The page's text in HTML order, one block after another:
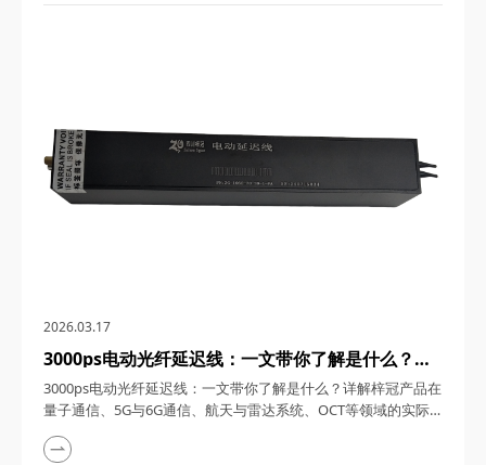
2026.03.17
3000ps电动光纤延迟线：一文带你了解是什么？详
解梓冠产品在量子通信、5G与6G通信、航天与雷达
系统、OCT等领域的实际应用
3000ps电动光纤延迟线：一文带你了解是什么？详解梓冠产品在
量子通信、5G与6G通信、航天与雷达系统、OCT等领域的实际
应用 3000ps电动光纤延迟线，在高速发展的光通信与探测技术
领域，凭借其卓越的性能和广泛的应用潜力，成为了众多高科技